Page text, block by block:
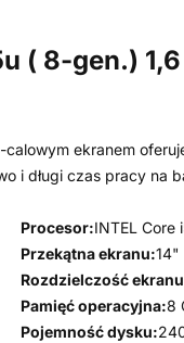
( 8-gen.)
ekranem
i długi czas pracy na
Procesor:INTEL Core
Przekątna ekranu:14"
Rozdzielczość
Pamięć operacyjna:8
Pojemność dysku: